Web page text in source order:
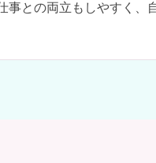
事との両立もしやすく、